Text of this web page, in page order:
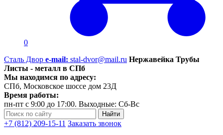
0
Сталь Двор e-mail: stal-dvor@mail.ru Нержавейка Трубы
Листы - металл в СПб
Мы находимся по адресу:
СПб, Московское шоссе дом 23Д
Время работы:
пн-пт с 9:00 до 17:00. Выходные: Сб-Вс
+7 (812) 209-15-11 Заказать звонок